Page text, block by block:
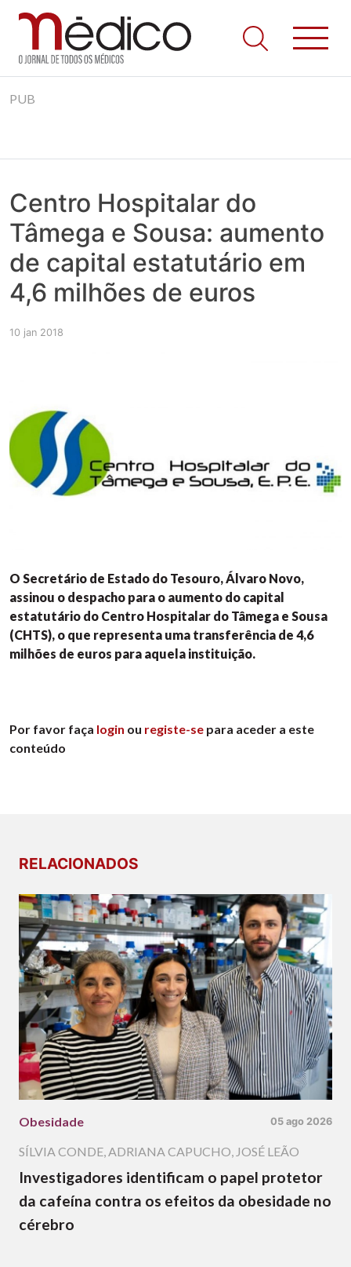
to
Jornal Médico
Médico – O Jornal de Todos os Médicos. Onde as notícias
realmente contam! Tudo o que se passa na Saúde!
PUB
Centro Hospitalar do
Tâmega e Sousa: aumento
de capital estatutário em
4,6 milhões de euros
10 jan 2018
O Secretário de Estado do Tesouro, Álvaro Novo,
assinou o despacho para o aumento do capital
estatutário do Centro Hospitalar do Tâmega e Sousa
(CHTS), o que representa uma transferência de 4,6
milhões de euros para aquela instituição.
Por favor faça login ou registe-se para aceder a este
conteúdo
RELACIONADOS
Obesidade 05 ago 2026
SÍLVIA CONDE ADRIANA CAPUCHO JOSÉ LEÃO
Investigadores identificam o papel protetor
da cafeína contra os efeitos da obesidade no
cérebro